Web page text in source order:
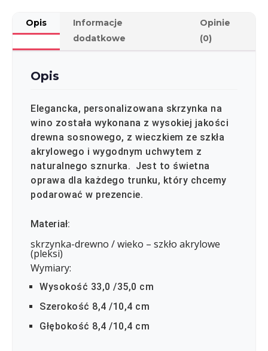
Opis
Informacje
dodatkowe
Opinie
(0)
Opis
Elegancka, personalizowana skrzynka na
wino została wykonana z wysokiej jakości
drewna sosnowego, z wieczkiem ze szkła
akrylowego i wygodnym uchwytem z
naturalnego sznurka. Jest to świetna
oprawa dla każdego trunku, który chcemy
podarować w prezencie.
Materiał:
skrzynka-drewno / wieko – szkło akrylowe
(pleksi)
Wymiary:
Wysokość 33,0 /35,0 cm
Szerokość 8,4 /10,4 cm
Głębokość 8,4 /10,4 cm